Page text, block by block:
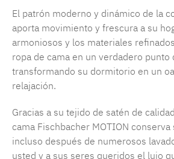
El patrón moderno y dinámico de la
aporta movimiento y frescura a su
armoniosos y los materiales
ropa de cama en un verdadero punto
transformando su dormitorio en un
relajación.
Gracias a su tejido de satén de
cama Fischbacher MOTION
incluso después de numerosos
usted y a sus seres queridos el lujo